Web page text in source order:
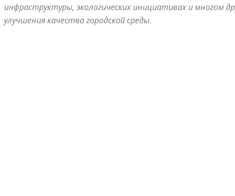
инфраструктуры, экологических инициативах и многом
улучшения качества городской среды.